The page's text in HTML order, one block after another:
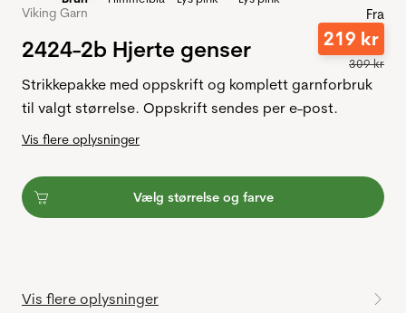
Viking Garn
2424-2b Hjerte genser
Fra
219 kr
309kr
Strikkepakke med oppskrift og komplett garnforbruk
til valgt størrelse. Oppskrift sendes per e-post.
Vis flere oplysninger
Vælg størrelse og farve
Vis flere oplysninger